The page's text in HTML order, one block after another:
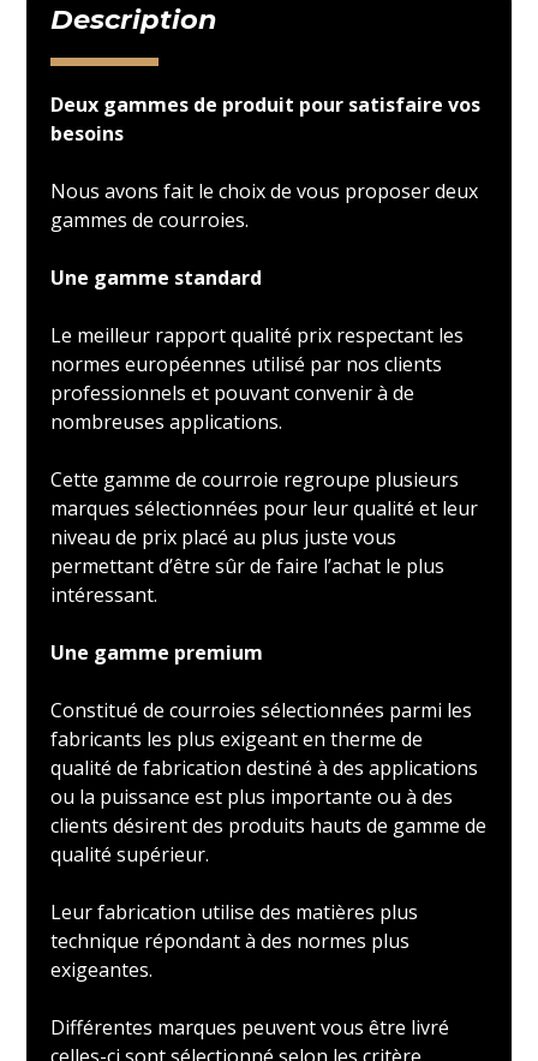
Description
Deux gammes de produit pour satisfaire vos
besoins
Nous avons fait le choix de vous proposer deux
gammes de courroies.
Une gamme standard
Le meilleur rapport qualité prix respectant les
normes européennes utilisé par nos clients
professionnels et pouvant convenir à de
nombreuses applications.
Cette gamme de courroie regroupe plusieurs
marques sélectionnées pour leur qualité et leur
niveau de prix placé au plus juste vous
permettant d’être sûr de faire l’achat le plus
intéressant.
Une gamme premium
Constitué de courroies sélectionnées parmi les
fabricants les plus exigeant en therme de
qualité de fabrication destiné à des applications
ou la puissance est plus importante ou à des
clients désirent des produits hauts de gamme de
qualité supérieur.
Leur fabrication utilise des matières plus
technique répondant à des normes plus
exigeantes.
Différentes marques peuvent vous être livré